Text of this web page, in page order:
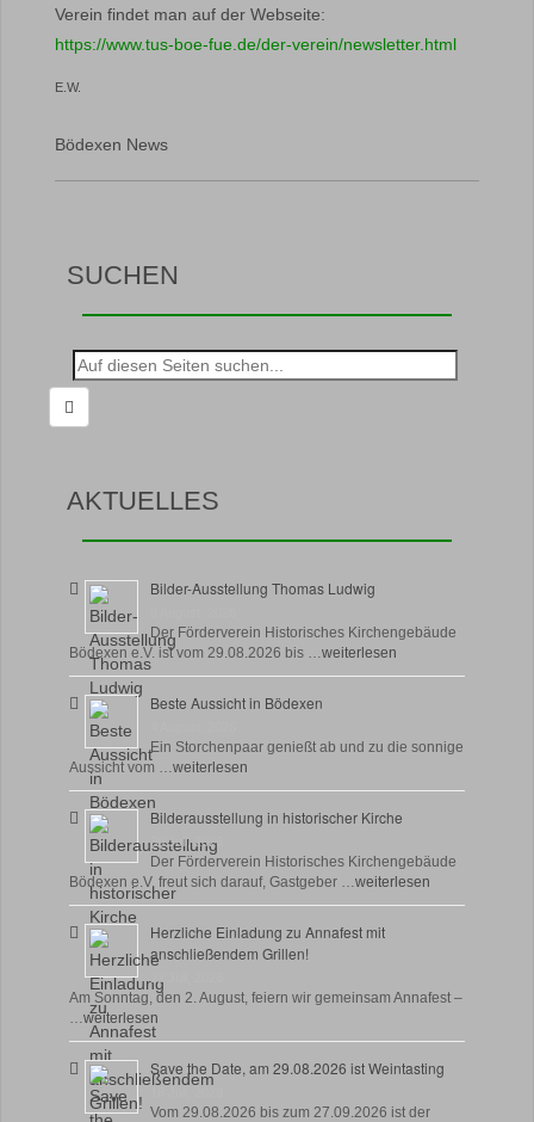
Verein findet man auf der Webseite:
https://www.tus-boe-fue.de/der-verein/newsletter.html
E.W.
Bödexen News
SUCHEN
Suche
nach:
AKTUELLES
Bilder-Ausstellung Thomas Ludwig
Der Förderverein Historisches Kirchengebäude
Bödexen e.V. ist vom 29.08.2026 bis …weiterlesen
Beste Aussicht in Bödexen
Ein Storchenpaar genießt ab und zu die sonnige
Aussicht vom …weiterlesen
Bilderausstellung in historischer Kirche
30 Juli, 2026
Der Förderverein Historisches Kirchengebäude
Bödexen e.V. freut sich darauf, Gastgeber …weiterlesen
Herzliche Einladung zu Annafest mit
anschließendem Grillen!
Am Sonntag, den 2. August, feiern wir gemeinsam Annafest –
…weiterlesen
Save the Date, am 29.08.2026 ist Weintasting
Vom 29.08.2026 bis zum 27.09.2026 ist der